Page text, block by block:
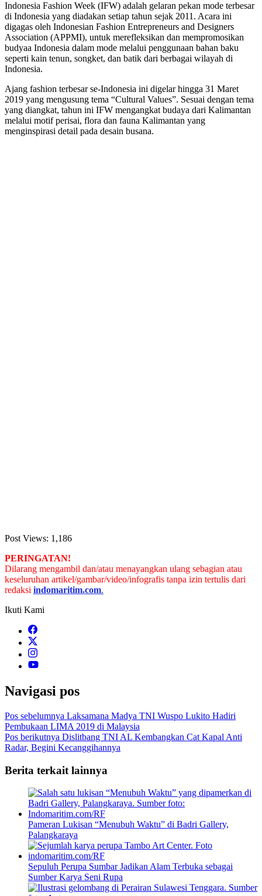
Indonesia Fashion Week (IFW) adalah gelaran pekan mode terbesar
di Indonesia yang diadakan setiap tahun sejak 2011. Acara ini
digagas oleh Indonesian Fashion Entrepreneurs and Designers
Association (APPMI), untuk merefleksikan dan mempromosikan
budyaa Indonesia dalam mode melalui penggunaan bahan baku
seperti kain tenun, songket, dan batik dari berbagai wilayah di
Indonesia.
Ajang fashion terbesar se-Indonesia ini digelar hingga 31 Maret
2019 yang mengusung tema “Cultural Values”. Sesuai dengan tema
yang diangkat, tahun ini IFW mengangkat budaya dari Kalimantan
melalui motif perisai, flora dan fauna Kalimantan yang
menginspirasi detail pada desain busana.
Post Views: 1,186
PERINGATAN!
Dilarang mengambil dan/atau menayangkan ulang sebagian atau
keseluruhan artikel/gambar/video/infografis tanpa izin tertulis dari
redaksi indomaritim.com.
Ikuti Kami
Navigasi pos
Pos sebelumnya Laksamana Madya TNI Wuspo Lukito Hadiri
Pembukaan LIMA 2019 di Malaysia
Pos berikutnya Dislitbang TNI AL Kembangkan Cat Kapal Anti
Radar, Begini Kecanggihannya
Berita terkait lainnya
Pameran Lukisan “Menubuh Waktu” di Badri Gallery,
Palangkaraya
Sepuluh Perupa Sumbar Jadikan Alam Terbuka sebagai
Sumber Karya Seni Rupa